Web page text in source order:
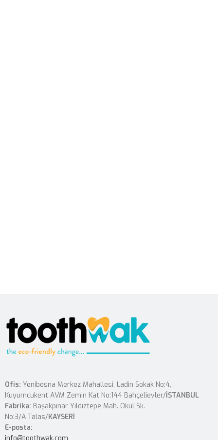
Ofis: Yenibosna Merkez Mahallesi, Ladin Sokak No:4,
Kuyumcukent AVM Zemin Kat No:144 Bahçelievler/İSTANBUL
Fabrika: Başakpınar Yıldıztepe Mah. Okul Sk.
No:3/A Talas/KAYSERİ
E-posta: